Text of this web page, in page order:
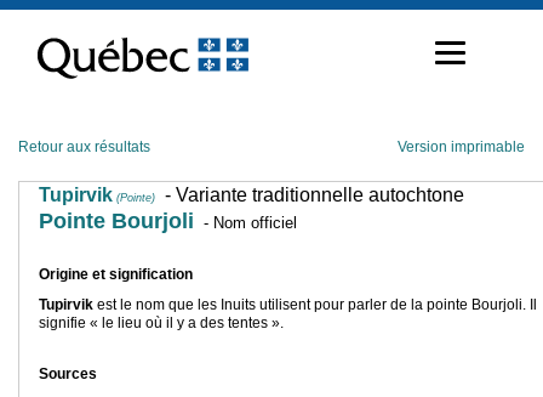
contenu
Retour aux résultats Version imprimable
Tupirvik (Pointe) - Variante traditionnelle autochtone
Pointe Bourjoli - Nom officiel
Origine et signification
Tupirvik est le nom que les Inuits utilisent pour parler de la pointe Bourjoli. Il
signifie « le lieu où il y a des tentes ».
Sources